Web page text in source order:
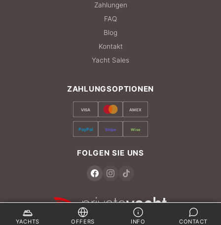
Zahlungen
FAQ
Blog
Kontakt
Yacht Sales
ZAHLUNGSOPTIONEN
VISA AMEX
PayPal Stripe Wise
FOLGEN SIE UNS
YACHTS OFFERS INFO CONTACT